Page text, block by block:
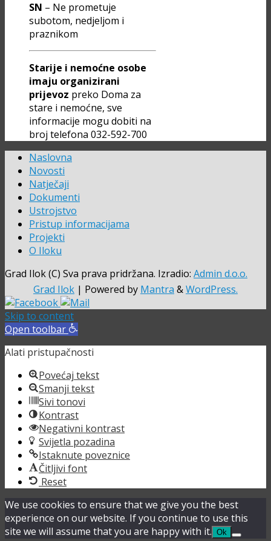
SN – Ne prometuje
subotom, nedjeljom i
praznikom
Starije i nemoćne osobe
imaju organizirani
prijevoz preko Doma za
stare i nemoćne, sve
informacije mogu dobiti na
broj telefona 032-592-700
Naslovna
Novosti
Natječaji
Dokumenti
Ustrojstvo
Pristup informacijama
Projekti
O Iloku
Grad Ilok (C) Sva prava pridržana. Izradio: Admin d.o.o.
Grad Ilok | Powered by Mantra &WordPress.
Skip to content
Open toolbar
Alati pristupačnosti
Povećaj tekst
Smanji tekst
Sivi tonovi
Kontrast
Negativni kontrast
Svijetla pozadina
Istaknute poveznice
Čitljivi font
Reset
We use cookies to ensure that we give you the best
experience on our website. If you continue to use this
site we will assume that you are happy with it. Ok